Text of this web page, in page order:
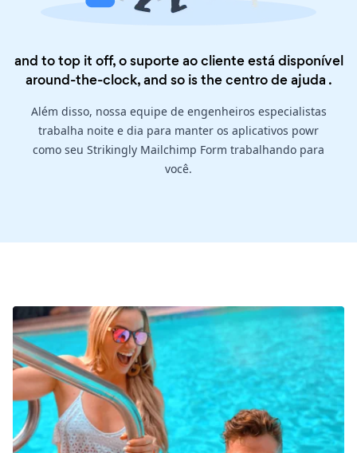
and to top it off, o suporte ao cliente está disponível
around-the-clock, and so is thecentro de ajuda .
Além disso, nossa equipe de engenheiros especialistas
trabalha noite e dia para manter os aplicativos powr
como seu Strikingly Mailchimp Form trabalhando para
você.